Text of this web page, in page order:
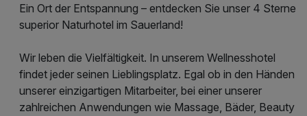
Ein Ort der Entspannung – entdecken Sie unser 4 Sterne
superior Naturhotel im Sauerland!
Wir leben die Vielfältigkeit. In unserem Wellnesshotel
findet jeder seinen Lieblingsplatz. Egal ob in den Händen
unserer einzigartigen Mitarbeiter, bei einer unserer
zahlreichen Anwendungen wie Massage, Bäder, Beauty